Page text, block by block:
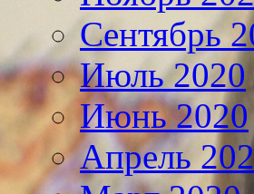
Сентябрь
Июль 2020
Июнь 2020
Апрель